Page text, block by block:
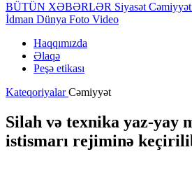
BÜTÜN XƏBƏRLƏR Siyasət Cəmiyyət
İdman Dünya Foto Video
Haqqımızda
Əlaqə
Peşə etikası
KateqoriyalarCəmiyyət
Silah və texnika yaz-yay
istismarı rejiminə